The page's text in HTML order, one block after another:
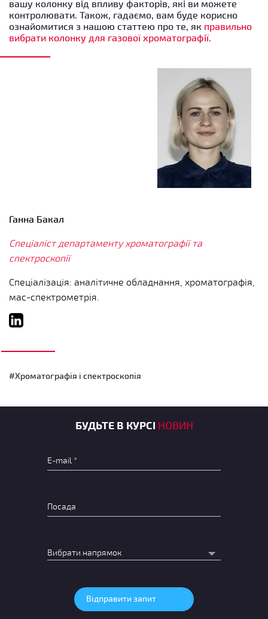
вашу колонку від впливу факторів, які ви можете
контролювати. Також, гадаємо, вам буде корисно
ознайомитися з нашою статтею про те, як правильно
вибрати колонку для газової хроматографії.
Ганна Бакал
Спеціаліст департаменту хроматографії та
спектроскопії
Спеціалізація: аналітичне обладнання, хроматографія,
мас-спектрометрія.
#Хроматографія і спектроскопія
БУДЬТЕ В КУРСІ НОВИН